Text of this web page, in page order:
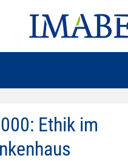
Ethik im